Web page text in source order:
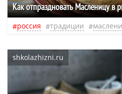
Как отпраздновать Масленицу в
россия традиции
shkolazhizni.ru